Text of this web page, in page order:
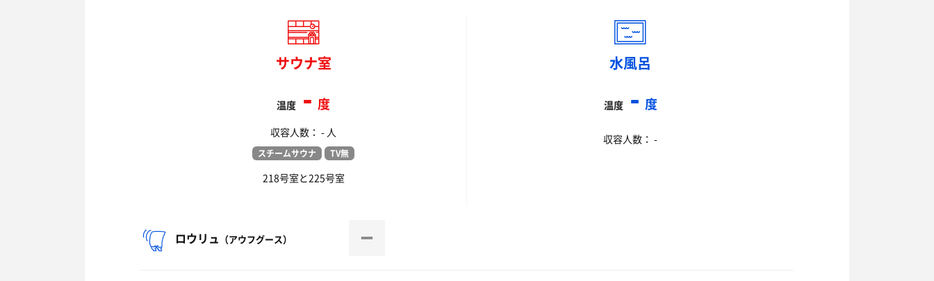
サウナ室
温度 -度
収容人数： - 人
スチームサウナ TV無
218号室と225号室
水風呂
温度-度
収容人数： -
ロウリュ （アウフグース）